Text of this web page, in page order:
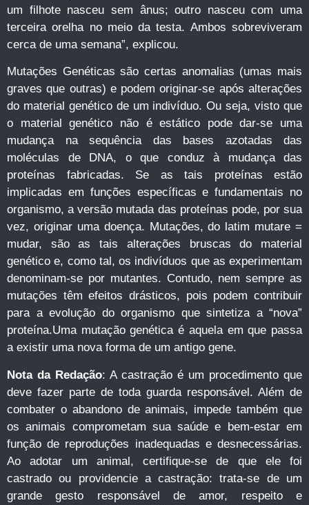
um filhote nasceu sem ânus; outro nasceu com uma
terceira orelha no meio da testa. Ambos sobreviveram
cerca de uma semana”, explicou.
Mutações Genéticas são certas anomalias (umas mais
graves que outras) e podem originar-se após alterações
do material genético de um indivíduo. Ou seja, visto que
o material genético não é estático pode dar-se uma
mudança na sequência das bases azotadas das
moléculas de DNA, o que conduz à mudança das
proteínas fabricadas. Se as tais proteínas estão
implicadas em funções específicas e fundamentais no
organismo, a versão mutada das proteínas pode, por sua
vez, originar uma doença. Mutações, do latim mutare =
mudar, são as tais alterações bruscas do material
genético e, como tal, os indivíduos que as experimentam
denominam-se por mutantes. Contudo, nem sempre as
mutações têm efeitos drásticos, pois podem contribuir
para a evolução do organismo que sintetiza a “nova”
proteína.Uma mutação genética é aquela em que passa
a existir uma nova forma de um antigo gene.
Nota da Redação: A castração é um procedimento que
deve fazer parte de toda guarda responsável. Além de
combater o abandono de animais, impede também que
os animais comprometam sua saúde e bem-estar em
função de reproduções inadequadas e desnecessárias.
Ao adotar um animal, certifique-se de que ele foi
castrado ou providencie a castração: trata-se de um
grande gesto responsável de amor, respeito e